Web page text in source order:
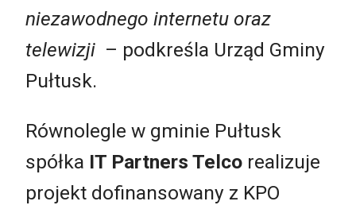
niezawodnego internetu oraz
telewizji – podkreśla Urząd Gminy
Pułtusk.
Równolegle w gminie Pułtusk
spółka IT Partners Telco realizuje
projekt dofinansowany z KPO